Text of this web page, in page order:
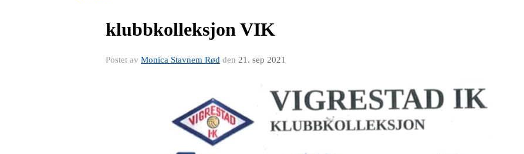
klubbkolleksjon VIK
Postet av Monica Stavnem Rød den 21. sep 2021